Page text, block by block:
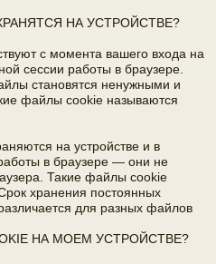
НА УСТРОЙСТВЕ?
с момента вашего входа на
сессии работы в браузере.
становятся ненужными и
файлы cookie называются
на устройстве и в
в браузере — они не
Такие файлы cookie
хранения постоянных
для разных файлов
НА МОЕМ УСТРОЙСТВЕ?